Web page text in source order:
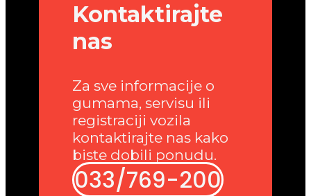
Kontaktirajte
nas
Za sve informacije o
gumama, servisu ili
registraciji vozila
kontaktirajte nas kako
biste dobili ponudu.
033/769-200